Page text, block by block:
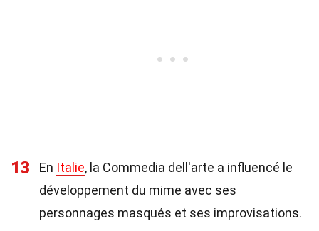
13 En Italie, la Commedia dell'arte a influencé le
développement du mime avec ses
personnages masqués et ses improvisations.